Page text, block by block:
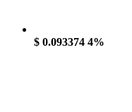
$ 0.093374 4%